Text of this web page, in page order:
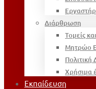
Διάρθρωση
Τομείς
Μητρώο
Πολιτική
Χρήσιμα
Εκπαίδευση